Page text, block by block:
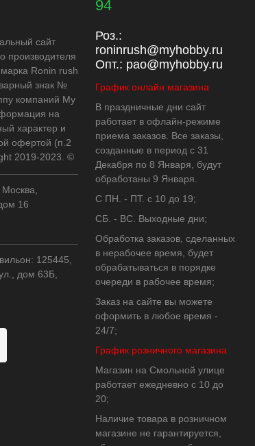
сайт
производителя
Ronin rush
знак №
компаний My
на
характер и
офертой (п.2
2019-2023. ©
16
125445,
дом 63Б,
94
Роз.:
roninrush@myhobby.ru
Опт.: pao@myhobby.ru
График онлайн магазина
В праздничные дни сайт
работает в офлайн-режиме
приема заказов. Все заказы,
созданные в период с 31
Декабря по 8 Января, будут
обработаны 9 Января.
C ПН. - ПТ. с 10 до 19;
СБ. - ВС. Выходные дни;
Обработка заказов, сделанных
в нерабочее время, будет
обрабатываться в порядке
очереди в рабочее время;
Заказ на сайте вы можете
оформить в любое время -
24/7;
График розничного магазина
Магазин на Смольной улице
работает ежедневно с 10 до
20;
Наличие товара в розничном
магазине не гарантируется,